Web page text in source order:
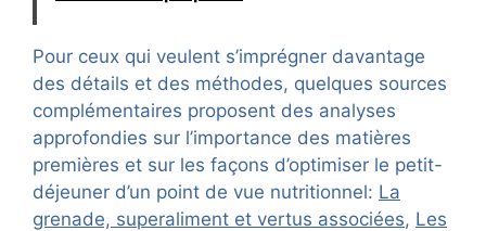
Pour ceux qui veulent s’imprégner davantage
des détails et des méthodes, quelques sources
complémentaires proposent des analyses
approfondies sur l’importance des matières
premières et sur les façons d’optimiser le petit-
déjeuner d’un point de vue nutritionnel: La
grenade, superaliment et vertus associées, Les